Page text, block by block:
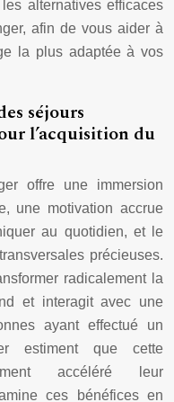
alternatives efficaces
afin de vous aider à
la plus adaptée à vos
séjours
l’acquisition du
offre une immersion
une motivation accrue
au quotidien, et le
précieuses.
radicalement la
et interagit avec une
ayant effectué un
estiment que cette
accéléré leur
ces bénéfices en